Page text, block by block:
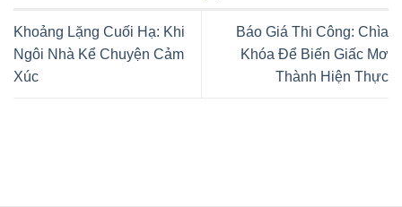
Khoảng Lặng Cuối Hạ: Khi
Ngôi Nhà Kể Chuyện Cảm
Xúc
Báo Giá Thi Công: Chìa
Khóa Để Biến Giấc Mơ
Thành Hiện Thực